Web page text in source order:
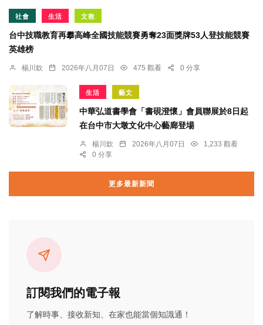
社會 生活 文教
台中技職教育再攀高峰全國技能競賽勇奪23面獎牌53人登技能競賽
英雄榜
楊川欽 2026年八月07日 475 觀看 0 分享
生活 藝文
中華弘道書學會「書硯澄懷」會員聯展於8日起
在台中市大墩文化中心藝廊登場
楊川欽 2026年八月07日
1,233 觀看
0 分享
更多最新新聞
訂閱我們的電子報
了解時事、接收新知、在家也能當個知識通！